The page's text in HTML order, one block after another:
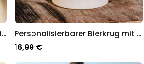
Personalisierbare Tasse mit deiner Zeichnung
Personalisierbarer Bierkrug mit Gravur
16,99 €